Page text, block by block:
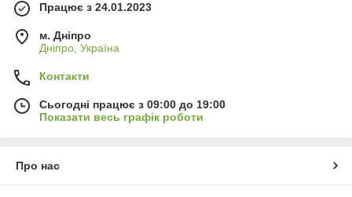
Працює з 24.01.2023
м. Дніпро
Дніпро, Україна
Контакти
Сьогодні працює з 09:00 до 19:00
Показати весь графік роботи
Про нас